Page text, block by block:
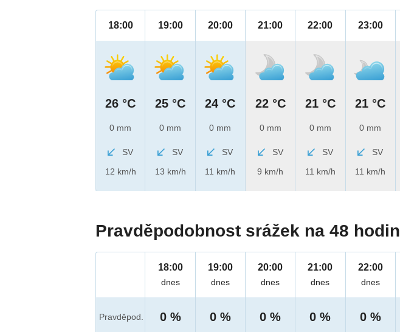
18:00
26 °C
0 mm
SV
12 km/h
19:00
25 °C
0 mm
SV
13 km/h
20:00
24 °C
0 mm
SV
11 km/h
21:00
22 °C
0 mm
SV
9 km/h
22:00
21 °C
0 mm
SV
11 km/h
23:00
21 °C
0 mm
SV
11 km/h
Pravděpodobnost srážek na 48 hodin
Pravděpod.
18:00
dnes
0 %
19:00
dnes
0 %
20:00
dnes
0 %
21:00
dnes
0 %
22:00
dnes
0 %